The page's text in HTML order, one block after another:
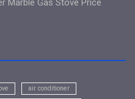
Marble Gas Stove Price
air conditioner